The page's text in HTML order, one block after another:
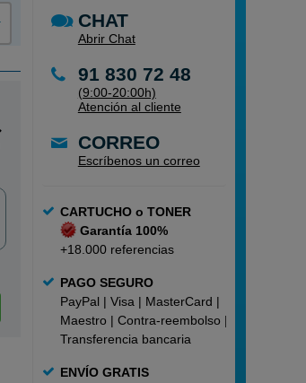
CHAT
Abrir Chat
91 830 72 48
(9:00-20:00h)
Atención al cliente
CORREO
Escríbenos un correo
CARTUCHO o TONER
Garantía 100%
+18.000 referencias
PAGO SEGURO
PayPal | Visa | MasterCard |
Maestro | Contra-reembolso |
Transferencia bancaria
ENVÍO GRATIS